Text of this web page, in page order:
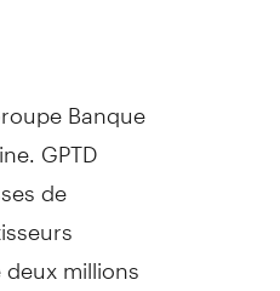
Banque
GPTD
de
millions